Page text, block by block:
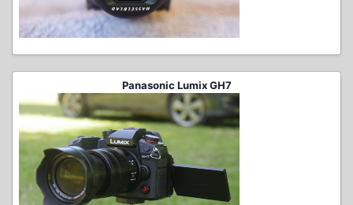
Panasonic Lumix GH7